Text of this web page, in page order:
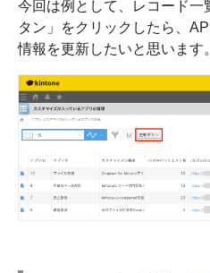
今回は例として、レコード一
タン」をクリックしたら、
情報を更新したいと思います。